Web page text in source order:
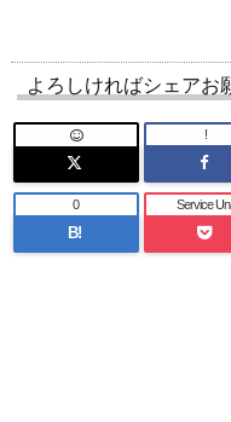
よろしければシェアお
!
B!
0 Service